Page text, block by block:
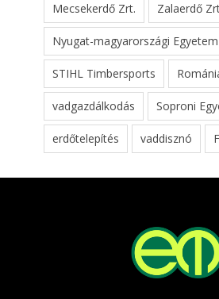
Mecsekerdő Zrt. Zalaerdő
Nyugat-magyarországi Egyetem
STIHL Timbersports
vadgazdálkodás Soproni
erdőtelepítés vaddisznó